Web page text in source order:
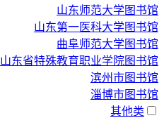
山东师范大学图书馆
山东第一医科大学图书馆
曲阜师范大学图书馆
山东省特殊教育职业学院图书馆
滨州市图书馆
淄博市图书馆
其他类